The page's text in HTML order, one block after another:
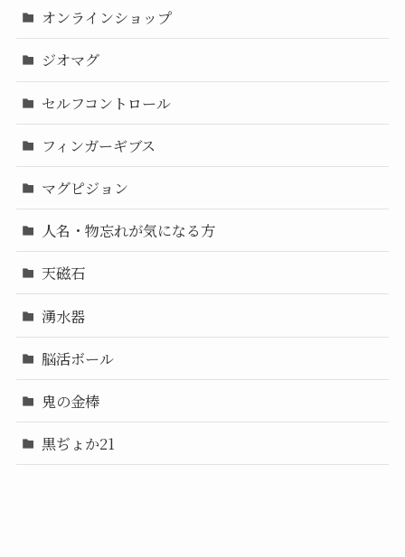
オンラインショップ
ジオマグ
セルフコントロール
フィンガーギブス
マグピジョン
人名・物忘れが気になる方
天磁石
湧水器
脳活ボール
鬼の金棒
黒ぢょか21